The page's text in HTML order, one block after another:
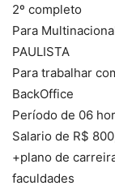
2º completo
Para
PAULISTA
Para trabalhar
BackOffice
Período de 06
Salario de R$
+plano de
faculdades